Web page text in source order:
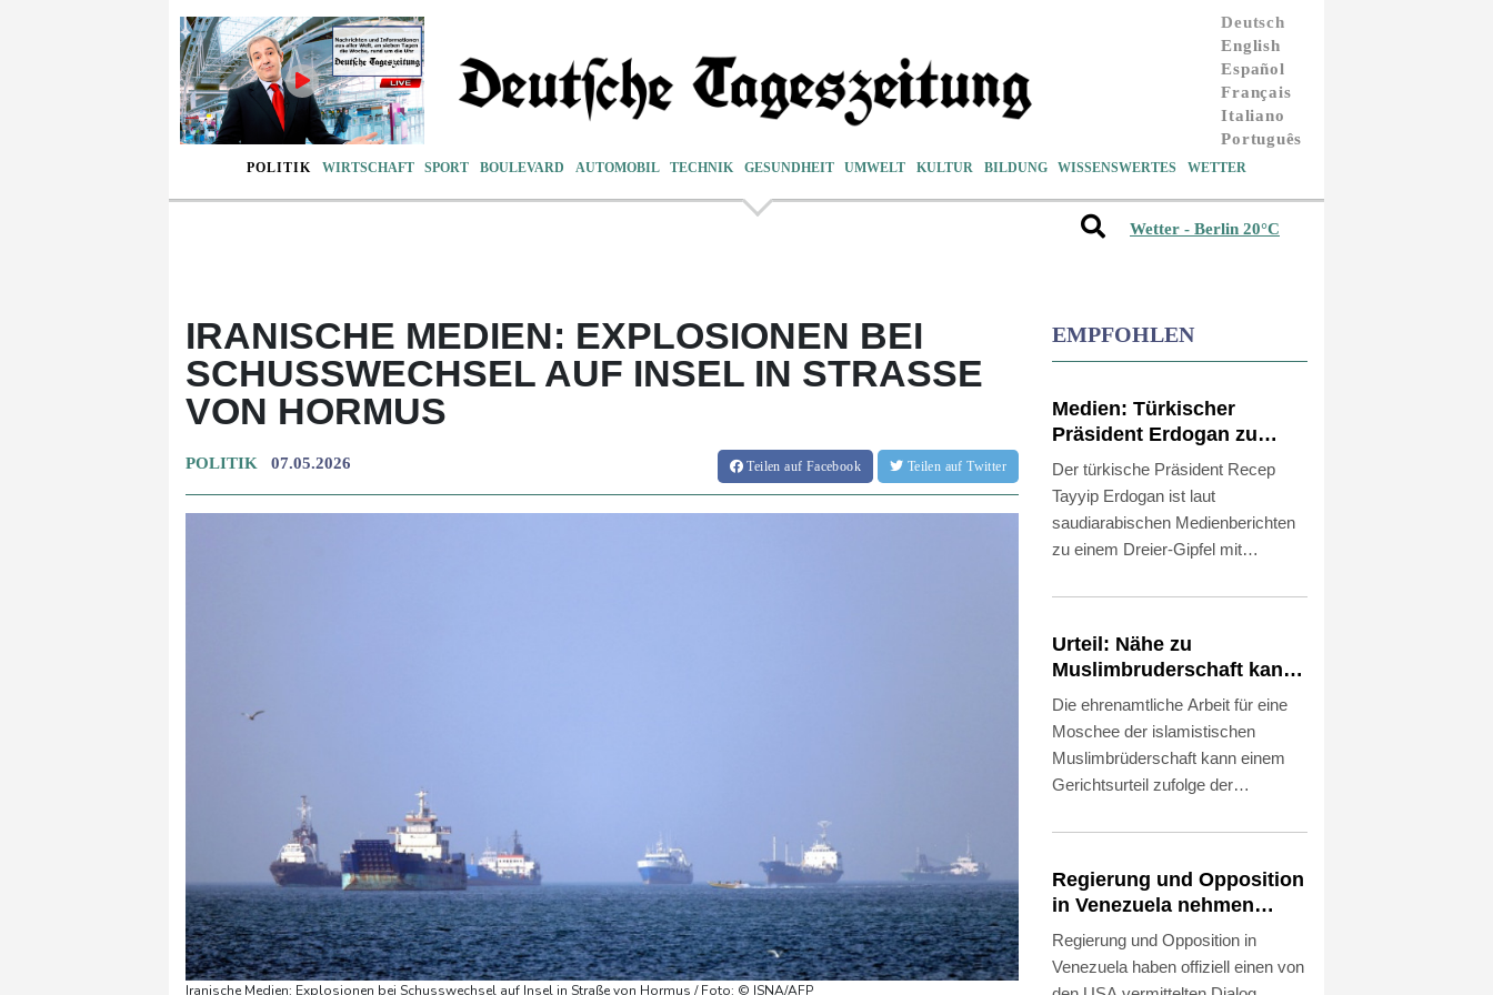
Deutsch
English
Español
Français
Italiano
Português
POLITIK WIRTSCHAFT SPORT BOULEVARD AUTOMOBIL TECHNIK GESUNDHEIT UMWELT KULTUR BILDUNG WISSENSWERTES WETTER
Wetter - Berlin 20°C
IRANISCHE MEDIEN: EXPLOSIONEN BEI
SCHUSSWECHSEL AUF INSEL IN STRASSE V
ON HORMUS
POLITIK 07.05.2026 Teilenauf Facebook Teilen auf Twitter
Iranische Medien: Explosionen bei Schusswechsel auf Insel in Straße von Hormus / Foto: © ISNA/AFP
EMPFOHLEN
Medien: Türkischer
Präsident Erdogan zu
Dreiergipfel in Saudi-
Arabien eingetroffen
Der türkische Präsident Recep
Tayyip Erdogan ist laut
saudiarabischen Medienberichten
zu einem Dreier-Gipfel mit
Pakistans in der saudiarabischen
Erdogan kam am Freitag in der
Hafenstadt am Roten Meer an, wie
der saudiarabische Fernsehsender
Alechbarija berichtete. Dort will er
nach Angaben aus
saudiarabischen Regierungs- und
Mohammed bin Salman und dem
pakistanischen Regierungschef
Verteidigungspakt schließen.
Urteil: Nähe zu
Muslimbruderschaft kann
Verbeamtung
entgegenstehen
Die ehrenamtliche Arbeit für eine
Moschee der islamistischen
Muslimbrüderschaft kann einem
Gerichtsurteil zufolge der
Beamtenverhältnis
das Verwaltungsgericht Karlsruhe
und wies damit die Klage einer
Mitarbeiterin der städtischen
Ausländerbehörde ab, wie das
Regierung und Opposition
in Venezuela nehmen
offiziellen Dialog auf -
ohne Machado
Regierung und Opposition in
Venezuela haben offiziell einen von